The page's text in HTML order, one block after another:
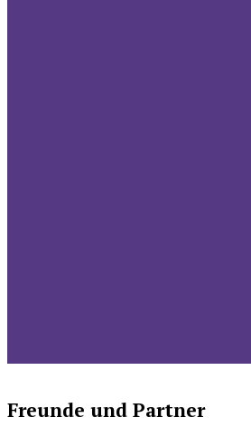
Freunde und Partner